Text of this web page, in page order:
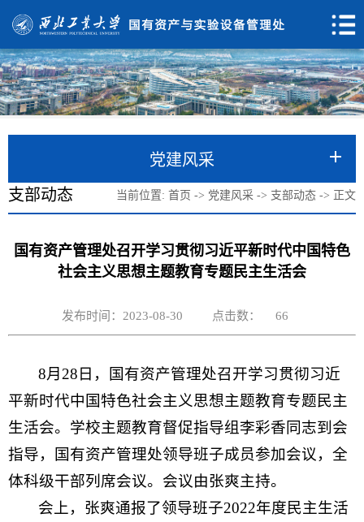
党建风采
支部动态
当前位置: 首页 -> 党建风采 -> 支部动态 -> 正文
国有资产管理处召开学习贯彻习近平新时代中国特色
社会主义思想主题教育专题民主生活会
发布时间：2023-08-30 点击数： 66
8月28日，国有资产管理处召开学习贯彻习近
平新时代中国特色社会主义思想主题教育专题民主
生活会。学校主题教育督促指导组李彩香同志到会
指导，国有资产管理处领导班子成员参加会议，全
体科级干部列席会议。会议由张爽主持。
会上，张爽通报了领导班子2022年度民主生活